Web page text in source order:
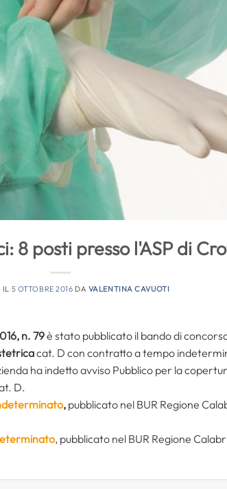
8 posti presso l'ASP di
5 OTTOBRE 2016 DA VALENTINA CAVUOTI
n. 79è stato pubblicato il bando di
cat. D con contratto a tempo
ha indetto avviso Pubblico per la
D.
, pubblicato nel BUR Regione
, pubblicato nel BUR Regione